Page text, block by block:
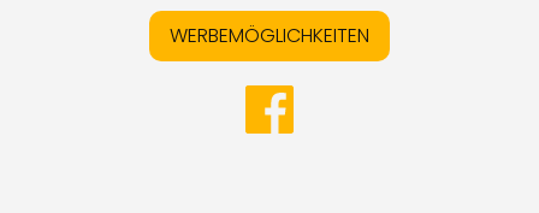
WERBEMÖGLICHKEITEN